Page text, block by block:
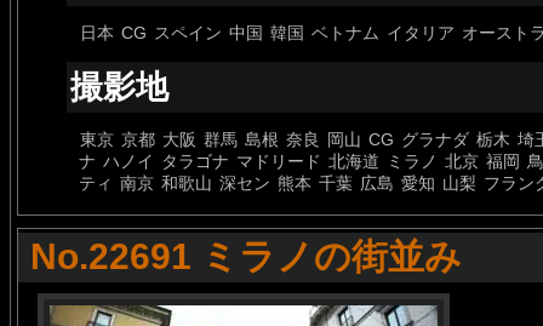
日本 CG スペイン 中国 韓国 ベトナム イタリア オースト
撮影地
東京 京都 大阪 群馬 島根 奈良 岡山 CG グラナダ 栃木 埼
ナ ハノイ タラゴナ マドリード 北海道 ミラノ 北京 福岡
ティ 南京 和歌山 深セン 熊本 千葉 広島 愛知 山梨 フラン
No.22691 ミラノの街並み